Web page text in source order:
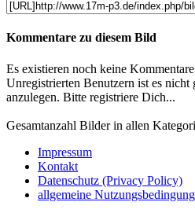
Kommentare zu diesem Bild
Es existieren noch keine
Unregistrierten Benutzern ist es nicht
anzulegen. Bitte registriere Dich...
Gesamtanzahl Bilder in allen
Impressum
Kontakt
Datenschutz (Privacy Policy)
allgemeine